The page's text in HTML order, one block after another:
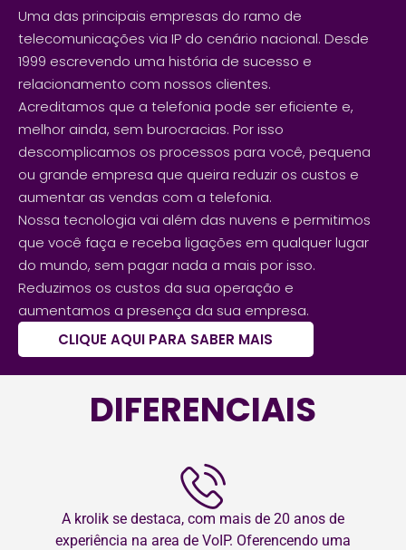
Uma das principais empresas do ramo de
telecomunicações via IP do cenário nacional. Desde
1999 escrevendo uma história de sucesso e
relacionamento com nossos clientes.
Acreditamos que a telefonia pode ser eficiente e,
melhor ainda, sem burocracias. Por isso
descomplicamos os processos para você, pequena
ou grande empresa que queira reduzir os custos e
aumentar as vendas com a telefonia.
Nossa tecnologia vai além das nuvens e permitimos
que você faça e receba ligações em qualquer lugar
do mundo, sem pagar nada a mais por isso.
Reduzimos os custos da sua operação e
aumentamos a presença da sua empresa.
CLIQUE AQUI PARA SABER MAIS
DIFERENCIAIS
A krolik se destaca, com mais de 20 anos de
experiência na area de VoIP. Oferencendo uma